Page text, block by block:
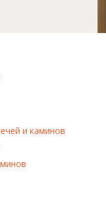
и каминов